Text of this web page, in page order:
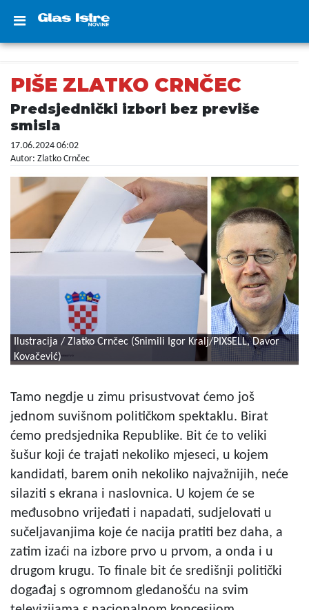
PIŠE ZLATKO CRNČEC
Predsjednički izbori bez previše
smisla
17.06.2024 06:02
Autor: Zlatko Crnčec
Ilustracija / Zlatko Crnčec (Snimili Igor Kralj/PIXSELL, Davor
Kovačević)
Tamo negdje u zimu prisustvovat ćemo još
jednom suvišnom političkom spektaklu. Birat
ćemo predsjednika Republike. Bit će to veliki
šušur koji će trajati nekoliko mjeseci, u kojem
kandidati, barem onih nekoliko najvažnijih, neće
silaziti s ekrana i naslovnica. U kojem će se
međusobno vrijeđati i napadati, sudjelovati u
sučeljavanjima koje će nacija pratiti bez daha, a
zatim izaći na izbore prvo u prvom, a onda i u
drugom krugu. To finale bit će središnji politički
događaj s ogromnom gledanošću na svim